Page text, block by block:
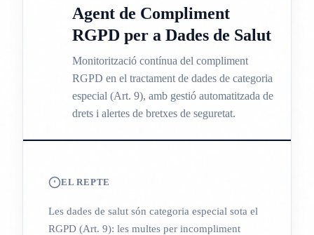
Agent de Compliment
RGPD per a Dades de Salut
Monitorització contínua del compliment
RGPD en el tractament de dades de categoria
especial (Art. 9), amb gestió automatitzada de
drets i alertes de bretxes de seguretat.
EL REPTE
Les dades de salut són categoria especial sota el
RGPD (Art. 9): les multes per incompliment